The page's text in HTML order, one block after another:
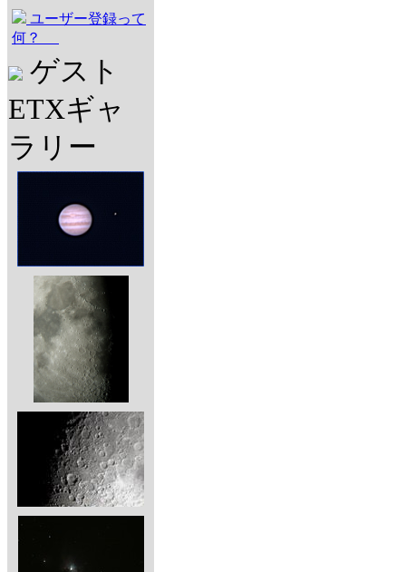
ユーザー登録って
何？
ゲスト
ETXギャ
ラリー